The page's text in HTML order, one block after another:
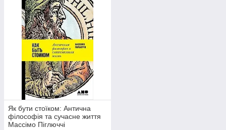
Як бути стоїком: Антична
філософія та сучасне життя
Массімо Піглюччі